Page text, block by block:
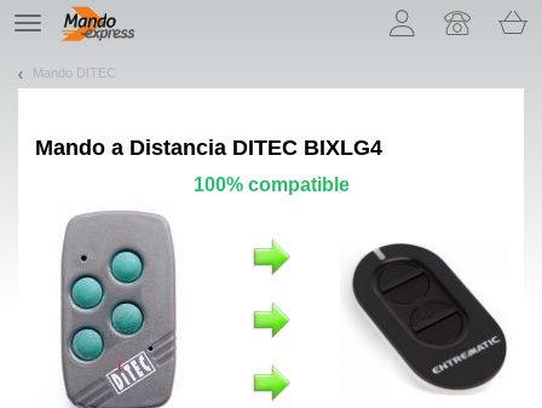
TE
navigation
Mando DITEC
Mando a Distancia DITEC BIXLG4
100% compatible
¡Permítenos presentarte nuestras cookies!